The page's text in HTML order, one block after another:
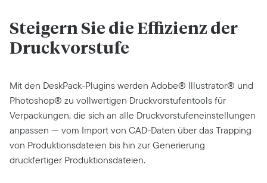
Steigern Sie die Effizienz der
Druckvorstufe
Mit den DeskPack-Plugins werden Adobe® Illustrator® und
Photoshop® zu vollwertigen Druckvorstufentools für
Verpackungen, die sich an alle Druckvorstufeneinstellungen
anpassen — vom Import von CAD-Daten über das Trapping
von Produktionsdateien bis hin zur Generierung
druckfertiger Produktionsdateien.